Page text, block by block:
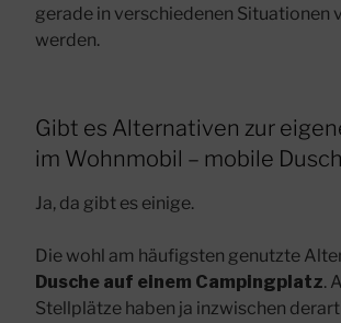
gerade in verschiedenen Situationen
werden.
Gibt es Alternativen zur
im Wohnmobil – mobile
Ja, da gibt es einige.
Die wohl am häufigsten genutzte
Dusche auf einem Campingplatz.
Stellplätze haben ja inzwischen